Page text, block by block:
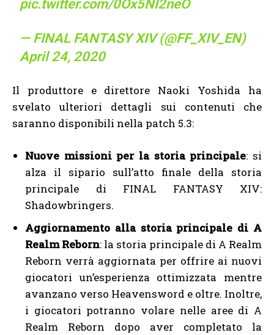
pic.twitter.com/0Ox5NI2neO
— FINAL FANTASY XIV (@FF_XIV_EN)
April 24, 2020
Il produttore e direttore Naoki Yoshida ha
svelato ulteriori dettagli sui contenuti che
saranno disponibili nella patch 5.3:
Nuove missioni per la storia principale: si
alza il sipario sull’atto finale della storia
principale di FINAL FANTASY XIV:
Shadowbringers.
Aggiornamento alla storia principale di A
Realm Reborn: la storia principale di A Realm
Reborn verrà aggiornata per offrire ai nuovi
giocatori un’esperienza ottimizzata mentre
avanzano verso Heavensword e oltre. Inoltre,
i giocatori potranno volare nelle aree di A
Realm Reborn dopo aver completato la